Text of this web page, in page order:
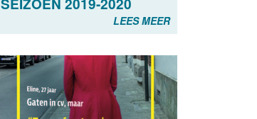
SEIZOEN 2019-2020
LEES MEER